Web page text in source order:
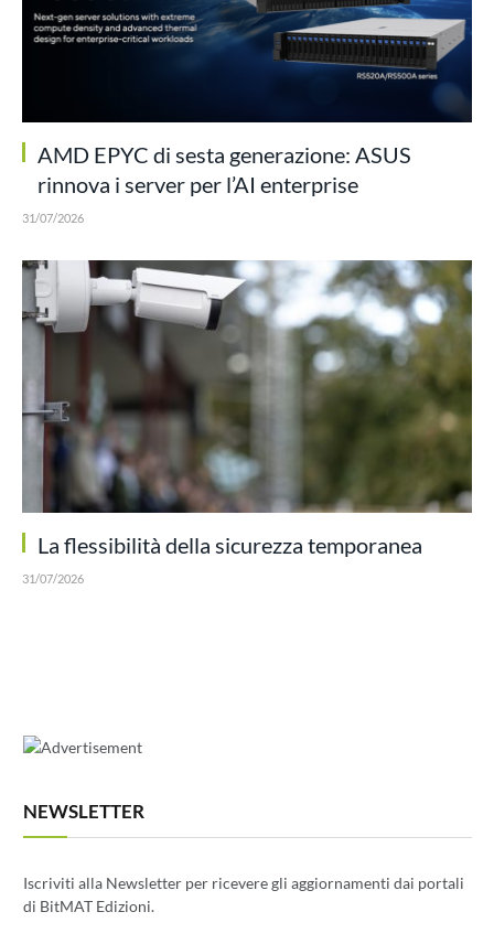
AMD EPYC di sesta generazione: ASUS
rinnova i server per l’AI enterprise
31/07/2026
La flessibilità della sicurezza temporanea
31/07/2026
NEWSLETTER
Iscriviti alla Newsletter per ricevere gli aggiornamenti dai portali
di BitMAT Edizioni.